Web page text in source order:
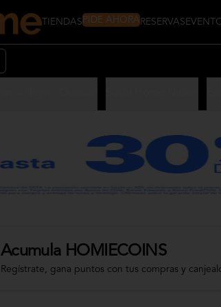
TIENDAS PIDE AHORA RESERVAS
Acumula HOMIECOINS
Regístrate, gana puntos con tus compras y